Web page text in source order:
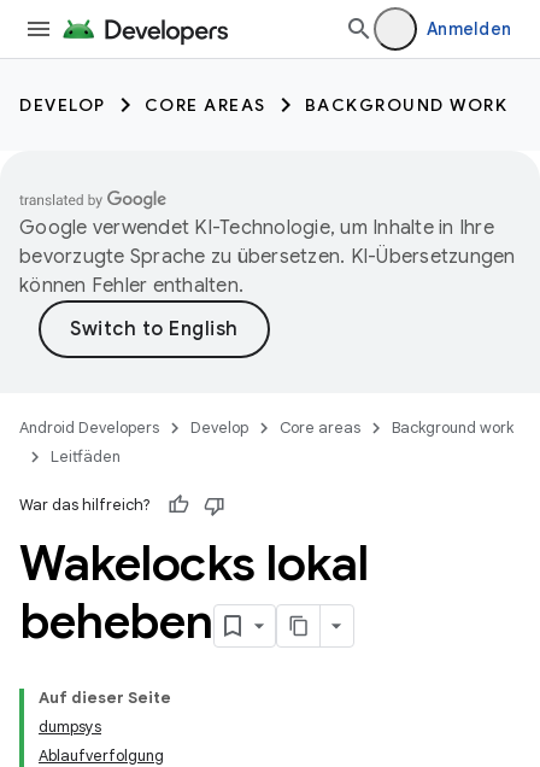
Anmelden
DEVELOP CORE AREAS BACKGROUND WORK
Google verwendet KI-Technologie, um Inhalte in Ihre
bevorzugte Sprache zu übersetzen. KI-Übersetzungen
können Fehler enthalten.
Android Developers Develop Core areas
Background work
Leitfäden
War das hilfreich?
Wakelocks lokal
beheben
Auf dieser Seite
dumpsys
Ablaufverfolgung